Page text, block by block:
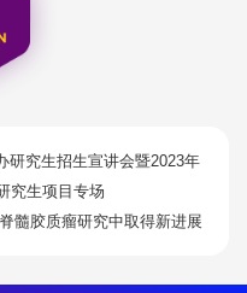
研究生招生宣讲会暨2023年
究生项目专场
髓胶质瘤研究中取得新进展